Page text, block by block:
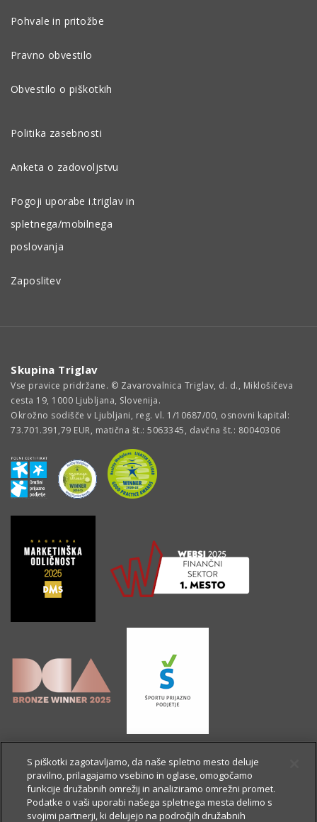
Pohvale in pritožbe
Pravno obvestilo
Obvestilo o piškotkih
Politika zasebnosti
Anketa o zadovoljstvu
Pogoji uporabe i.triglav in
spletnega/mobilnega
poslovanja
Zaposlitev
Skupina Triglav
Vse pravice pridržane. © Zavarovalnica Triglav, d. d., Miklošičeva
cesta 19, 1000 Ljubljana, Slovenija.
Okrožno sodišče v Ljubljani, reg. vl. 1/10687/00, osnovni kapital:
73.701.391,79 EUR, matična št.: 5063345, davčna št.: 80040306
S piškotki zagotavljamo, da naše spletno mesto deluje
pravilno, prilagajamo vsebino in oglase, omogočamo
funkcije družabnih omrežij in analiziramo omrežni promet.
Podatke o vaši uporabi našega spletnega mesta delimo s
svojimi partnerji, ki delujejo na področjih družabnih